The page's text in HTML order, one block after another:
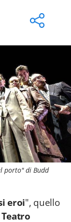
porto" di Budd
eroi", quello
Teatro